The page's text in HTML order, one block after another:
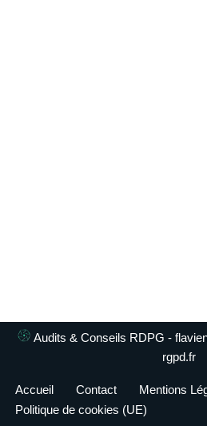
Audits & Conseils RDPG -
rgpd.fr
Accueil Contact Mentions
Politique de cookies (UE)